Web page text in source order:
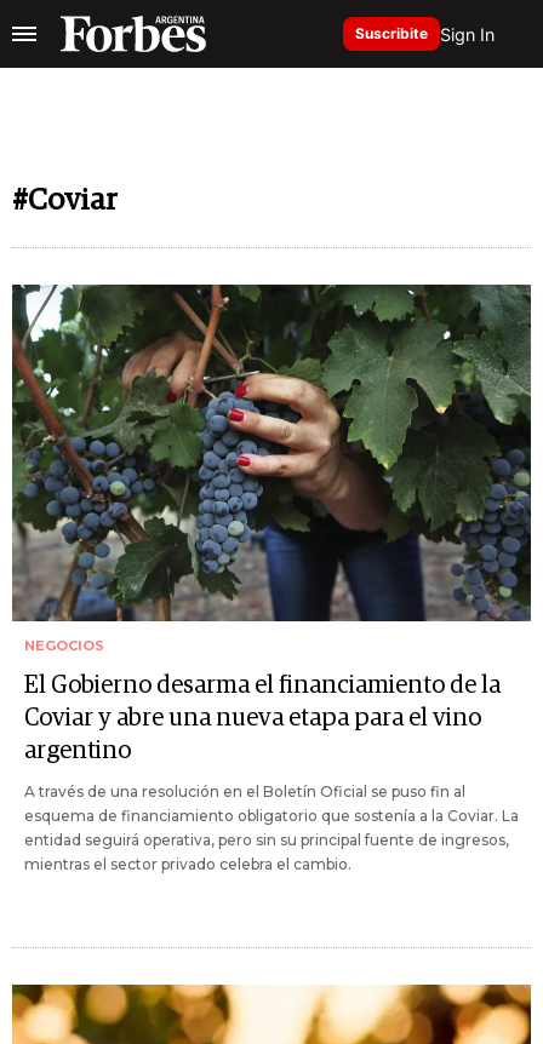
Suscribite Sign In
#Coviar
NEGOCIOS
El Gobierno desarma el financiamiento de la
Coviar y abre una nueva etapa para el vino
argentino
A través de una resolución en el Boletín Oficial se puso fin al
esquema de financiamiento obligatorio que sostenía a la Coviar. La
entidad seguirá operativa, pero sin su principal fuente de ingresos,
mientras el sector privado celebra el cambio.